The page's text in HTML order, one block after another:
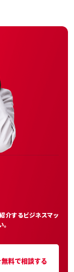
介するビジネスマッ
料で相談する